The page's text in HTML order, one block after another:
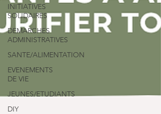
INITIATIVES
SOLIDAIRES
DEMARCHES
ADMINISTRATIVES
SANTE/ALIMENTATION
EVENEMENTS
DE VIE
JEUNES/ETUDIANTS
DIY